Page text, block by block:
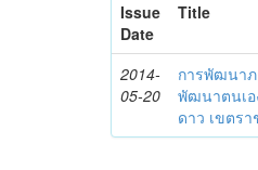
Issue
Date
Title
2014-
05-20
การพัฒนาภ
พัฒนาตนเอ
ดาว เขตร